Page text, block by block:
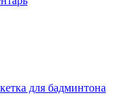
для бадминтона